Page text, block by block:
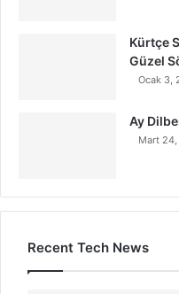
Kürtçe
Güzel
Ocak 3,
Ay
Mart
Recent Tech News